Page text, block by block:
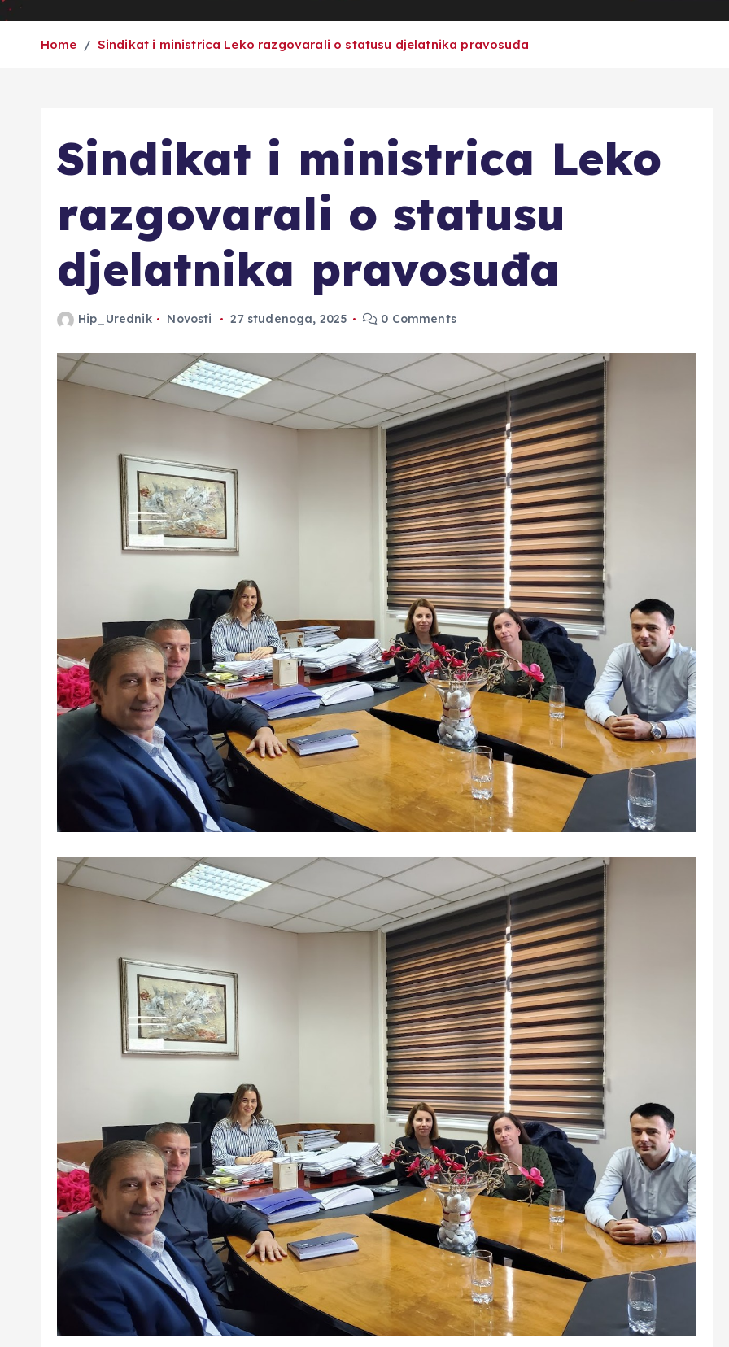
Home Sindikat i ministrica Leko razgovarali o statusu djelatnika pravosuđa
Sindikat i ministrica Leko
razgovarali o statusu
djelatnika pravosuđa
Hip_Urednik Novosti 27 studenoga, 2025 0 Comments